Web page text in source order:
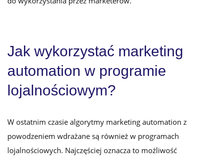
Jak wykorzystać marketing
automation w programie
lojalnościowym?
W ostatnim czasie algorytmy marketing automation z
powodzeniem wdrażane są również w programach
lojalnościowych. Najczęściej oznacza to możliwość